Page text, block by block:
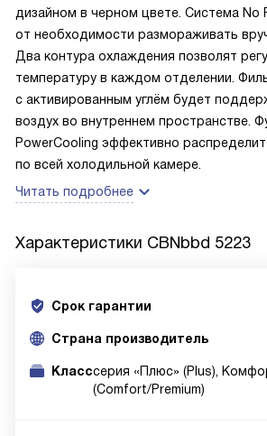
дизайном в черном цвете. Система No
от необходимости размораживать
Два контура охлаждения позволят
температуру в каждом отделении.
с активированным углём будет
воздух во внутреннем пространстве.
PowerCooling эффективно
по всей холодильной камере.
Читать подробнее
Характеристики CBNbbd 5223
Срок гарантии
Cтрана производитель
Класссерия «Плюс» (Plus),
(Comfort/Premium)